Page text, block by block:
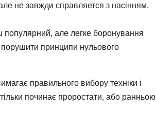
не завжди справляется з насінням,
але легке боронування
принципи нульового
правильного вибору техніки і
починає проростати, або ранньою